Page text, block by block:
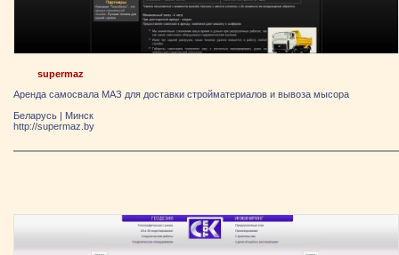
supermaz
Аренда самосвала МАЗ для доставки стройматериалов и вывоза мысора
Беларусь | Минск
http://supermaz.by